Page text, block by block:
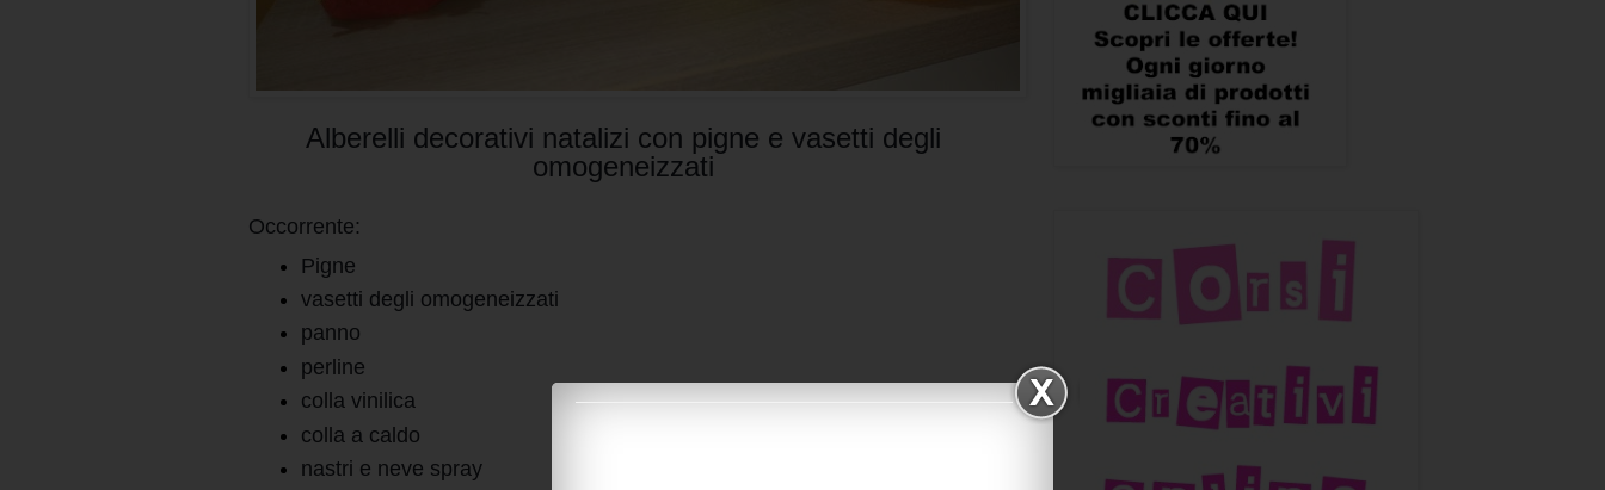
Alberelli decorativi natalizi con pigne e vasetti degli
omogeneizzati
Occorrente:
Pigne
vasetti degli omogeneizzati
panno
perline
colla vinilica
colla a caldo
nastri e neve spray